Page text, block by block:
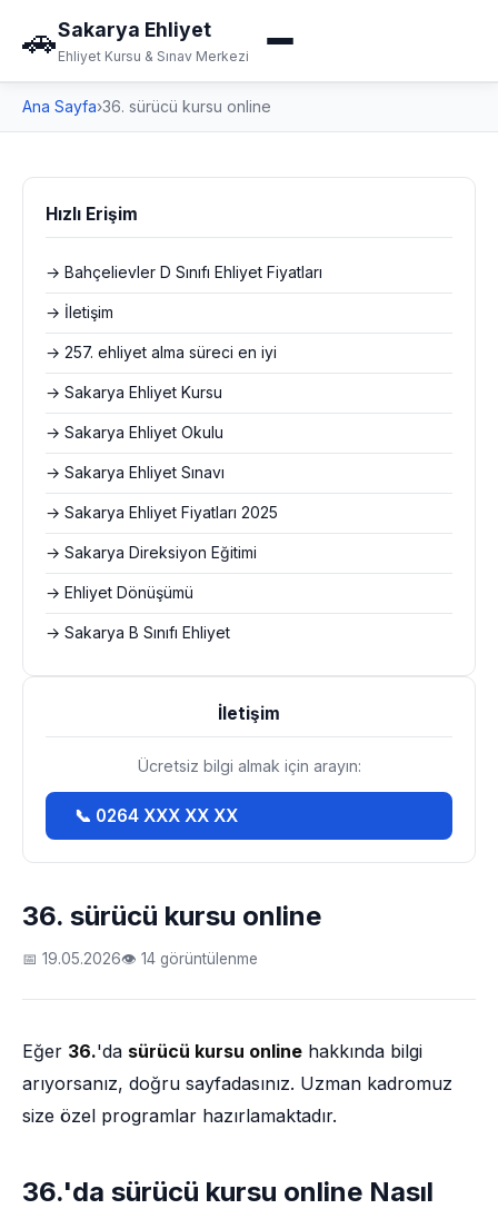
🚗Sakarya Ehliyet
Ehliyet Kursu & Sınav Merkezi
Ana Sayfa›36. sürücü kursu online
36. sürücü kursu online
📅 19.05.2026👁 14 görüntülenme
Eğer 36.'da sürücü kursu online hakkında bilgi
arıyorsanız, doğru sayfadasınız. Uzman kadromuz
size özel programlar hazırlamaktadır.
36.'da sürücü kursu online Nasıl
Hızlı Erişim
→ Bahçelievler D Sınıfı Ehliyet Fiyatları
→ İletişim
→ 257. ehliyet alma süreci en iyi
→ Sakarya Ehliyet Kursu
→ Sakarya Ehliyet Okulu
→ Sakarya Ehliyet Sınavı
→ Sakarya Ehliyet Fiyatları 2025
→ Sakarya Direksiyon Eğitimi
→ Ehliyet Dönüşümü
→ Sakarya B Sınıfı Ehliyet
İletişim
Ücretsiz bilgi almak için arayın:
📞 0264 XXX XX XX